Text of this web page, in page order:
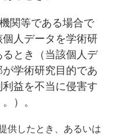
関等である場合で
人データを学術研
とき（当該個人デ
学術研究目的であ
益を不当に侵害す
）。
供したとき、あるいは